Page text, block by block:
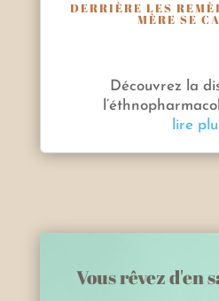
DERRIÈRE LES
MÈRE SE
Découvrez la
lire
Vous rêvez d'en